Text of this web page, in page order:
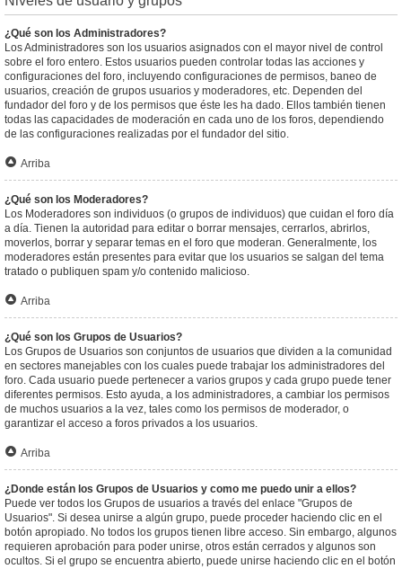
¿Qué son los Administradores?
Los Administradores son los usuarios asignados con el mayor nivel de control
sobre el foro entero. Estos usuarios pueden controlar todas las acciones y
configuraciones del foro, incluyendo configuraciones de permisos, baneo de
usuarios, creación de grupos usuarios y moderadores, etc. Dependen del
fundador del foro y de los permisos que éste les ha dado. Ellos también tienen
todas las capacidades de moderación en cada uno de los foros, dependiendo
de las configuraciones realizadas por el fundador del sitio.
Arriba
¿Qué son los Moderadores?
Los Moderadores son individuos (o grupos de individuos) que cuidan el foro día
a día. Tienen la autoridad para editar o borrar mensajes, cerrarlos, abrirlos,
moverlos, borrar y separar temas en el foro que moderan. Generalmente, los
moderadores están presentes para evitar que los usuarios se salgan del tema
tratado o publiquen spam y/o contenido malicioso.
Arriba
¿Qué son los Grupos de Usuarios?
Los Grupos de Usuarios son conjuntos de usuarios que dividen a la comunidad
en sectores manejables con los cuales puede trabajar los administradores del
foro. Cada usuario puede pertenecer a varios grupos y cada grupo puede tener
diferentes permisos. Esto ayuda, a los administradores, a cambiar los permisos
de muchos usuarios a la vez, tales como los permisos de moderador, o
garantizar el acceso a foros privados a los usuarios.
Arriba
¿Donde están los Grupos de Usuarios y como me puedo unir a ellos?
Puede ver todos los Grupos de usuarios a través del enlace "Grupos de
Usuarios". Si desea unirse a algún grupo, puede proceder haciendo clic en el
botón apropiado. No todos los grupos tienen libre acceso. Sin embargo, algunos
requieren aprobación para poder unirse, otros están cerrados y algunos son
ocultos. Si el grupo se encuentra abierto, puede unirse haciendo clic en el botón